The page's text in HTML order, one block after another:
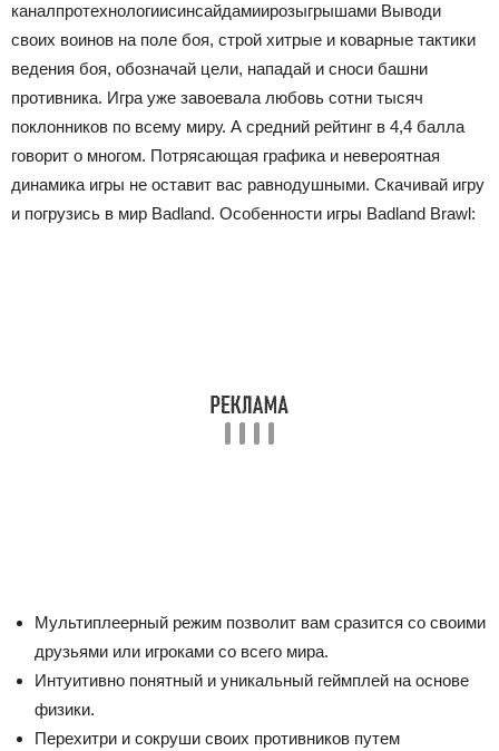
каналпротехнологиисинсайдамиирозыгрышами Выводи
своих воинов на поле боя, строй хитрые и коварные тактики
ведения боя, обозначай цели, нападай и сноси башни
противника. Игра уже завоевала любовь сотни тысяч
поклонников по всему миру. А средний рейтинг в 4,4 балла
говорит о многом. Потрясающая графика и невероятная
динамика игры не оставит вас равнодушными. Скачивай игру
и погрузись в мир Badland. Особенности игры Badland Brawl:
Мультиплеерный режим позволит вам сразится со своими
друзьями или игроками со всего мира.
Интуитивно понятный и уникальный геймплей на основе
физики.
Перехитри и сокруши своих противников путем